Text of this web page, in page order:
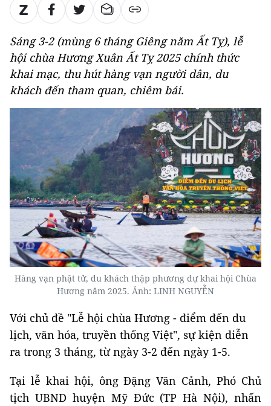
Sáng 3-2 (mùng 6 tháng Giêng năm Ất Tỵ), lễ
hội chùa Hương Xuân Ất Tỵ 2025 chính thức
khai mạc, thu hút hàng vạn người dân, du
khách đến tham quan, chiêm bái.
Hàng vạn phật tử, du khách thập phương dự khai hội Chùa
Hương năm 2025. Ảnh: LINH NGUYỄN
Với chủ đề "Lễ hội chùa Hương - điểm đến du
lịch, văn hóa, truyền thống Việt", sự kiện diễn
ra trong 3 tháng, từ ngày 3-2 đến ngày 1-5.
Tại lễ khai hội, ông Đặng Văn Cảnh, Phó Chủ
tịch UBND huyện Mỹ Đức (TP Hà Nội), nhấn